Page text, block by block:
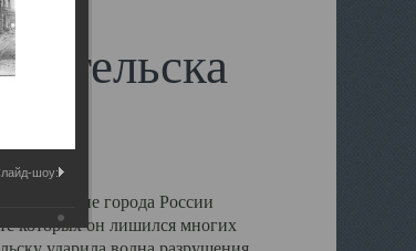
губернские города России
которых он лишился многих
шоу: